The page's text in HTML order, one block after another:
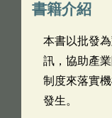
書籍介紹
本書以批發
訊，協助產
制度來落實
發生。